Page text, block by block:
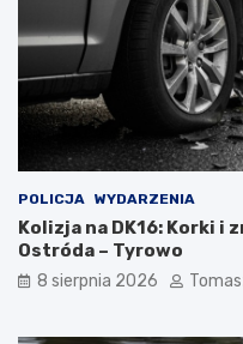
POLICJA WYDARZENIA
Kolizja na DK16: Korki i
Ostróda – Tyrowo
8 sierpnia 2026